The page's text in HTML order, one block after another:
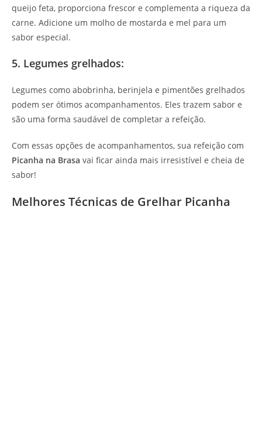
queijo feta, proporciona frescor e complementa a riqueza da
carne. Adicione um molho de mostarda e mel para um
sabor especial.
5. Legumes grelhados:
Legumes como abobrinha, berinjela e pimentões grelhados
podem ser ótimos acompanhamentos. Eles trazem sabor e
são uma forma saudável de completar a refeição.
Com essas opções de acompanhamentos, sua refeição com
Picanha na Brasa vai ficar ainda mais irresistível e cheia de
sabor!
Melhores Técnicas de Grelhar Picanha